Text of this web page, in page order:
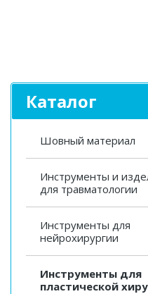
Каталог
Шовный материал
Инструменты и
для травматологии
Инструменты для
нейрохирургии
Инструменты для
пластической